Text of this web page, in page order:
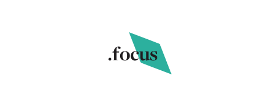
.focus